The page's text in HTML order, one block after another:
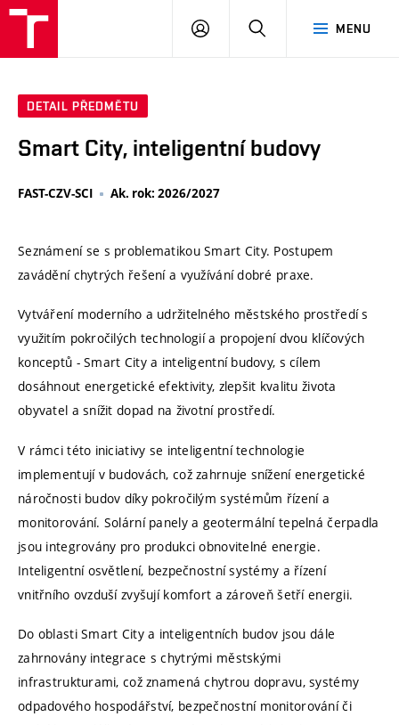
MENU
PŘIHLÁSIT
DETAIL PŘEDMĚTU
Smart City, inteligentní budovy
FAST-CZV-SCI Ak. rok: 2026/2027
Seznámení se s problematikou Smart City. Postupem
zavádění chytrých řešení a využívání dobré praxe.
Vytváření moderního a udržitelného městského prostředí s
využitím pokročilých technologií a propojení dvou klíčových
konceptů - Smart City a inteligentní budovy, s cílem
dosáhnout energetické efektivity, zlepšit kvalitu života
obyvatel a snížit dopad na životní prostředí.
V rámci této iniciativy se inteligentní technologie
implementují v budovách, což zahrnuje snížení energetické
náročnosti budov díky pokročilým systémům řízení a
monitorování. Solární panely a geotermální tepelná čerpadla
jsou integrovány pro produkci obnovitelné energie.
Inteligentní osvětlení, bezpečnostní systémy a řízení
vnitřního ovzduší zvyšují komfort a zároveň šetří energii.
Do oblasti Smart City a inteligentních budov jsou dále
zahrnovány integrace s chytrými městskými
infrastrukturami, což znamená chytrou dopravu, systémy
odpadového hospodářství, bezpečnostní monitorování či